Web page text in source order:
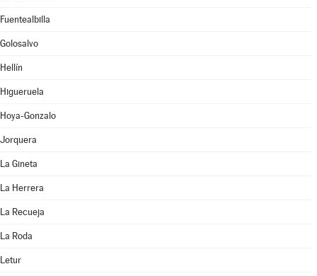
Fuentealbilla
Golosalvo
Hellín
Higueruela
Hoya-Gonzalo
Jorquera
La Gineta
La Herrera
La Recueja
La Roda
Letur